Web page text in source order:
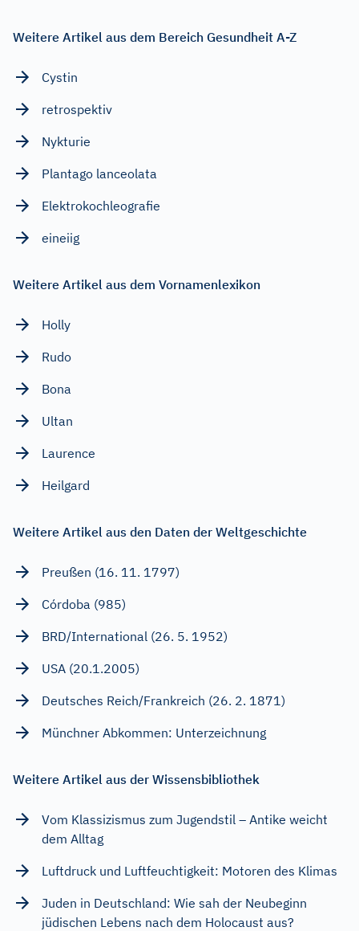
Weitere Artikel aus dem Bereich Gesundheit A-Z
Cystin
retrospektiv
Nykturie
Plantago lanceolata
Elektrokochleografie
eineiig
Weitere Artikel aus dem Vornamenlexikon
Holly
Rudo
Bona
Ultan
Laurence
Heilgard
Weitere Artikel aus den Daten der Weltgeschichte
Preußen (16. 11. 1797)
Córdoba (985)
BRD/International (26. 5. 1952)
USA (20.1.2005)
Deutsches Reich/Frankreich (26. 2. 1871)
Münchner Abkommen: Unterzeichnung
Weitere Artikel aus der Wissensbibliothek
Vom Klassizismus zum Jugendstil – Antike weicht
dem Alltag
Luftdruck und Luftfeuchtigkeit: Motoren des Klimas
Juden in Deutschland: Wie sah der Neubeginn
jüdischen Lebens nach dem Holocaust aus?